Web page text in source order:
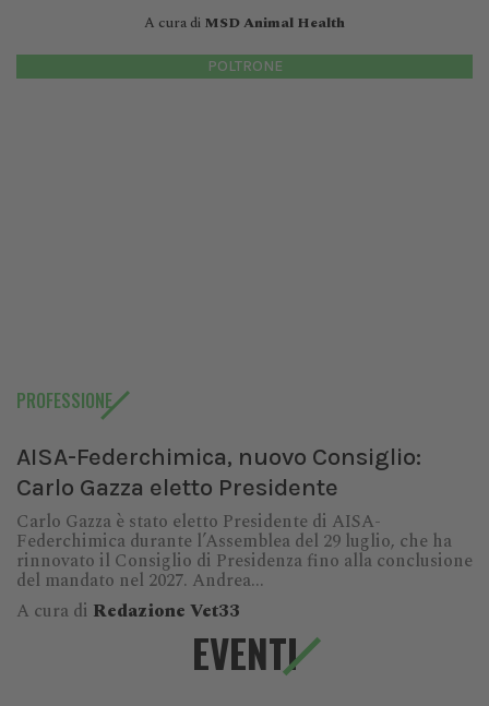
A cura di MSD Animal Health
POLTRONE
PROFESSIONE
AISA-Federchimica, nuovo Consiglio:
Carlo Gazza eletto Presidente
Carlo Gazza è stato eletto Presidente di AISA-
Federchimica durante l’Assemblea del 29 luglio, che ha
rinnovato il Consiglio di Presidenza fino alla conclusione
del mandato nel 2027. Andrea...
A cura di Redazione Vet33
EVENTI